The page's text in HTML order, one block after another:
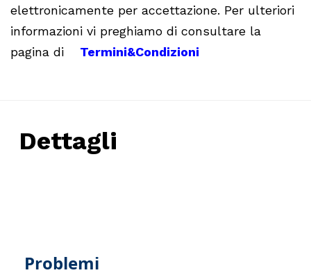
elettronicamente per accettazione. Per ulteriori
informazioni vi preghiamo di consultare la
pagina di
Termini&Condizioni
Dettagli
Problemi